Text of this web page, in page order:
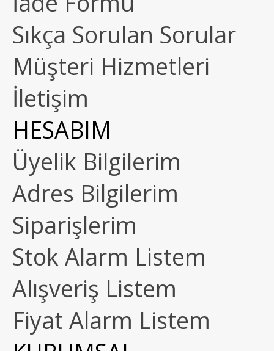
Sıkça Sorulan Sorular
Müşteri Hizmetleri
İletişim
HESABIM
Üyelik Bilgilerim
Adres Bilgilerim
Siparişlerim
Stok Alarm Listem
Alışveriş Listem
Fiyat Alarm Listem